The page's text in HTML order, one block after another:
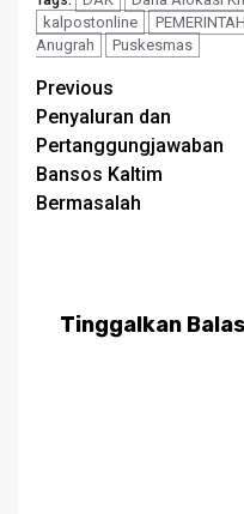
kalpostonline
PEMERINTAH
Anugrah
Puskesmas
Post
navigation
Previous
Penyaluran dan
Pertanggungjawaban
Bansos Kaltim
Bermasalah
Tinggalkan